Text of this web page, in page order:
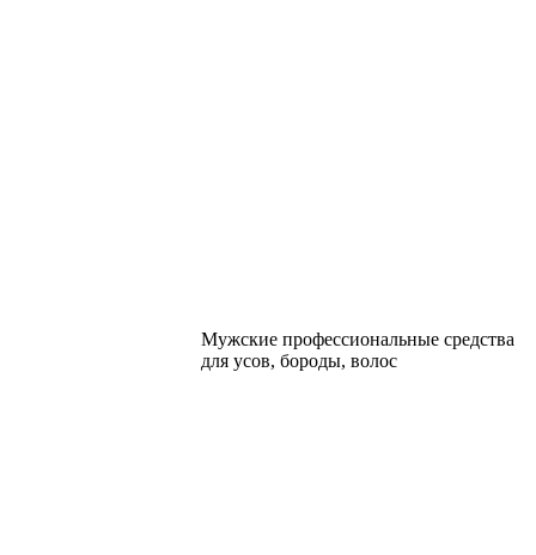
Мужские профессиональные средства
для усов, бороды, волос